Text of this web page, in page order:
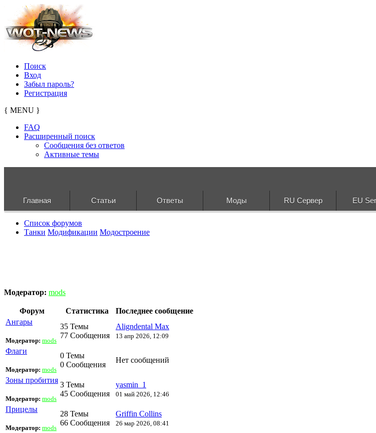
Поиск
Вход
Забыл пароль?
Регистрация
{ MENU }
FAQ
Расширенный поиск
Сообщения без ответов
Активные темы
Главная Статьи Ответы Моды RU Сервер EU
Список форумов
Танки Модификации Модостроение
Модератор: mods
Форум Статистика
Последнее сообщение
Ангары
Модератор: mods
35 Темы
77 Сообщения
Aligndental Max
13 апр 2026, 12:09
Флаги
Модератор: mods
0 Темы
0 Сообщения
Нет сообщений
Зоны пробития
Модератор: mods
3 Темы
45 Сообщения
yasmin_1
01 май 2026, 12:46
Прицелы
Модератор: mods
28 Темы
66 Сообщения
Griffin Collins
26 мар 2026, 08:41